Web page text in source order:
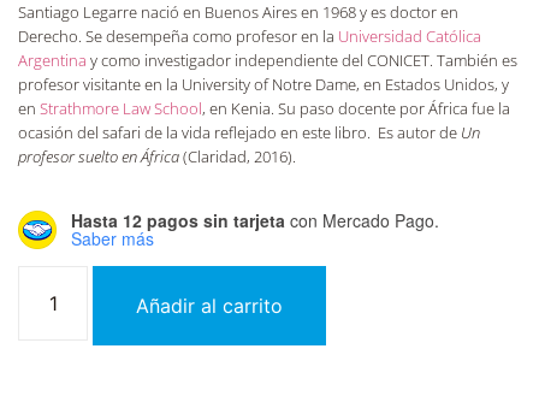
Santiago Legarre nació en Buenos Aires en 1968 y es doctor en
Derecho. Se desempeña como profesor en la Universidad Católica
Argentina y como investigador independiente del CONICET. También es
profesor visitante en la University of Notre Dame, en Estados Unidos, y
en Strathmore Law School, en Kenia. Su paso docente por África fue la
ocasión del safari de la vida reflejado en este libro. Es autor de Un
profesor suelto en África(Claridad, 2016).
Hasta 12 pagos sin tarjeta con Mercado Pago.
Saber más
Añadir al carrito